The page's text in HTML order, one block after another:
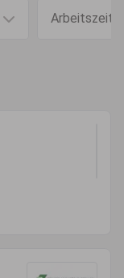
Arbeitszeit